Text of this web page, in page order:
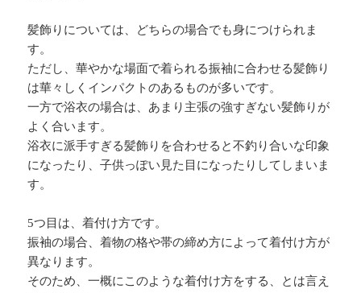
髪飾りについては、どちらの場合でも身につけられま
す。
ただし、華やかな場面で着られる振袖に合わせる髪飾り
は華々しくインパクトのあるものが多いです。
一方で浴衣の場合は、あまり主張の強すぎない髪飾りが
よく合います。
浴衣に派手すぎる髪飾りを合わせると不釣り合いな印象
になったり、子供っぽい見た目になったりしてしまいま
す。
5つ目は、着付け方です。
振袖の場合、着物の格や帯の締め方によって着付け方が
異なります。
そのため、一概にこのような着付け方をする、とは言え